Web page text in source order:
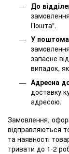
До
Пошта".
У
запасне
випадок,
Адресна
доставку
адресою.
Замовлення,
відправляються
та наявності
тривати до 1-2